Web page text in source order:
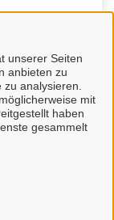
unserer Seiten
anbieten zu
analysieren.
mit
haben
gesammelt
Sie auf der